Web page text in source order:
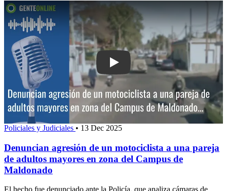
Play: Denuncian agresión de un
Policiales y Judiciales • 13 Dec 2025
Denuncian agresión de un motociclista a una pareja
de adultos mayores en zona del Campus de
Maldonado